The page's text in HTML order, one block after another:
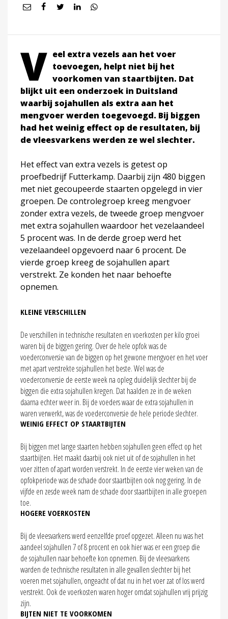
V eel extra vezels aan het voer
toevoegen, helpt niet bij het
voorkomen van staartbijten. Dat
blijkt uit een onderzoek in Duitsland
waarbij sojahullen als extra aan het
mengvoer werden toegevoegd. Bij biggen
had het weinig effect op de resultaten, bij
de vleesvarkens werden ze wel slechter.
Het effect van extra vezels is getest op
proefbedrijf Futterkamp. Daarbij zijn 480 biggen
met niet gecoupeerde staarten opgelegd in vier
groepen. De controlegroep kreeg mengvoer
zonder extra vezels, de tweede groep mengvoer
met extra sojahullen waardoor het vezelaandeel
5 procent was. In de derde groep werd het
vezelaandeel opgevoerd naar 6 procent. De
vierde groep kreeg de sojahullen apart
verstrekt. Ze konden het naar behoefte
opnemen.
KLEINE VERSCHILLEN
De verschillen in technische resultaten en voerkosten per kilo groei
waren bij de biggen gering. Over de hele opfok was de
voederconversie van de biggen op het gewone mengvoer en het voer
met apart verstrekte sojahullen het beste. Wel was de
voederconversie de eerste week na opleg duidelijk slechter bij de
biggen die extra sojahullen kregen. Dat haalden ze in de weken
daarna echter weer in. Bij de voeders waar de extra sojahullen in
waren verwerkt, was de voederconversie de hele periode slechter.
WEINIG EFFECT OP STAARTBIJTEN
Bij biggen met lange staarten hebben sojahullen geen effect op het
staartbijten. Het maakt daarbij ook niet uit of de sojahullen in het
voer zitten of apart worden verstrekt. In de eerste vier weken van de
opfokperiode was de schade door staartbijten ook nog gering. In de
vijfde en zesde week nam de schade door staartbijten in alle groepen
toe.
HOGERE VOERKOSTEN
Bij de vleesvarkens werd eenzelfde proef opgezet. Alleen nu was het
aandeel sojahullen 7 of 8 procent en ook hier was er een groep die
de sojahullen naar behoefte kon opnemen. Bij de vleesvarkens
warden de technische resultaten in alle gevallen slechter bij het
voeren met sojahullen, ongeacht of dat nu in het voer zat of los werd
verstrekt. Ook de voerkosten waren hoger omdat sojahullen vrij prijzig
zijn.
BIJTEN NIET TE VOORKOMEN